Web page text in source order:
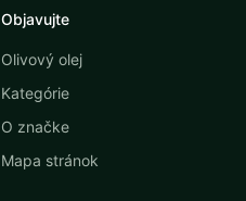
Objavujte
Olivový olej
Kategórie
O značke
Mapa stránok